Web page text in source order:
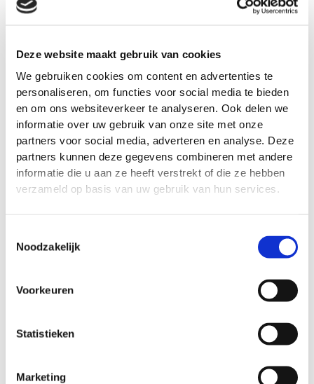
Deze website maakt gebruik van cookies
We gebruiken cookies om content en advertenties te
personaliseren, om functies voor social media te bieden
en om ons websiteverkeer te analyseren. Ook delen we
informatie over uw gebruik van onze site met onze
partners voor social media, adverteren en analyse. Deze
partners kunnen deze gegevens combineren met andere
informatie die u aan ze heeft verstrekt of die ze hebben
verzameld op basis van uw gebruik van hun services.
Noodzakelijk
Voorkeuren
Statistieken
Marketing
Reconcept
voor
MVO
Reconcept voor een leven lang